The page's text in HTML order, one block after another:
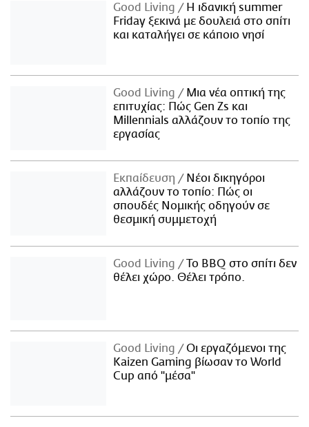
Good Living
Η ιδανική summer
Friday ξεκινά με δουλειά στο σπίτι
και καταλήγει σε κάποιο νησί
Good Living
Μια νέα οπτική της
επιτυχίας: Πώς Gen Zs και
Millennials αλλάζουν το τοπίο της
εργασίας
Εκπαίδευση
Νέοι δικηγόροι
αλλάζουν το τοπίο: Πώς οι
σπουδές Νομικής οδηγούν σε
θεσμική συμμετοχή
Good Living
Το BBQ στο σπίτι δεν
θέλει χώρο. Θέλει τρόπο.
Good Living
Οι εργαζόμενοι της
Kaizen Gaming βίωσαν το World
Cup από "μέσα"